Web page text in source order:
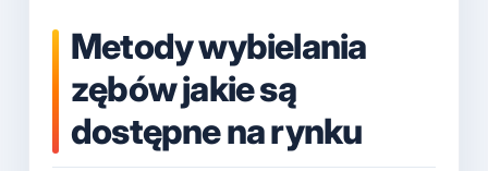
Metody wybielania
zębów jakie są
dostępne na rynku